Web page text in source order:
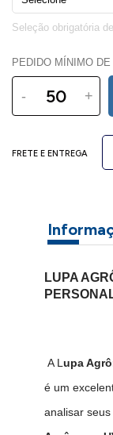
PEDIDO MÍNIMO
- +
FRETE E ENTREGA
LUPA
A L upa
é um
analisar